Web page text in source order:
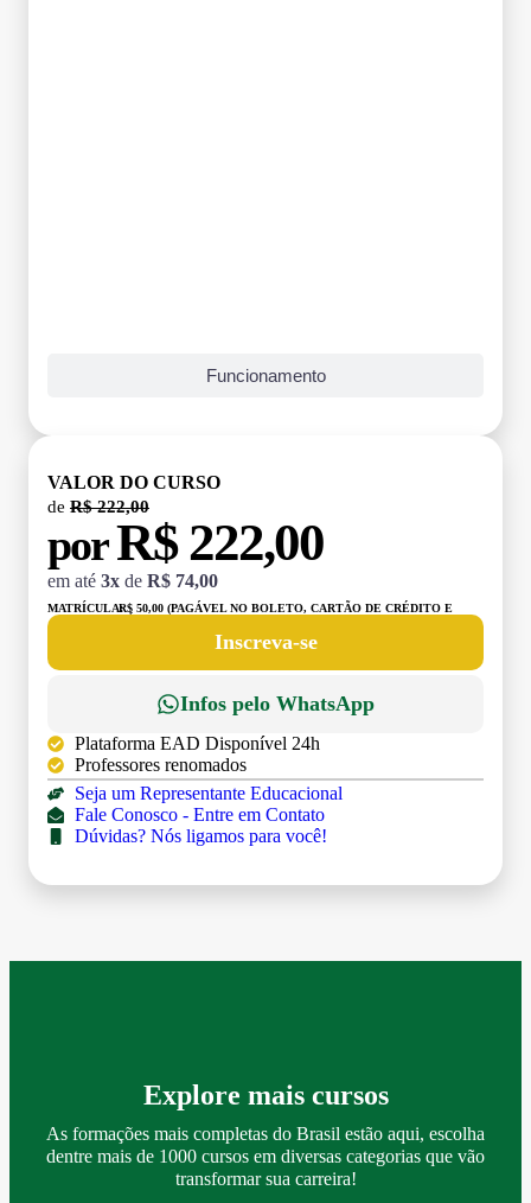
Funcionamento
VALOR DO CURSO
de R$ 222,00
porR$ 222,00
em até 3x de R$ 74,00
MATRÍCULA:R$ 50,00 (PAGÁVEL NO BOLETO, CARTÃO DE CRÉDITO E
Inscreva-se
Infos pelo WhatsApp
Plataforma EAD Disponível 24h
Professores renomados
Seja um Representante Educacional
Fale Conosco - Entre em Contato
Dúvidas? Nós ligamos para você!
Explore mais cursos
As formações mais completas do Brasil estão aqui, escolha
dentre mais de 1000 cursos em diversas categorias que vão
transformar sua carreira!